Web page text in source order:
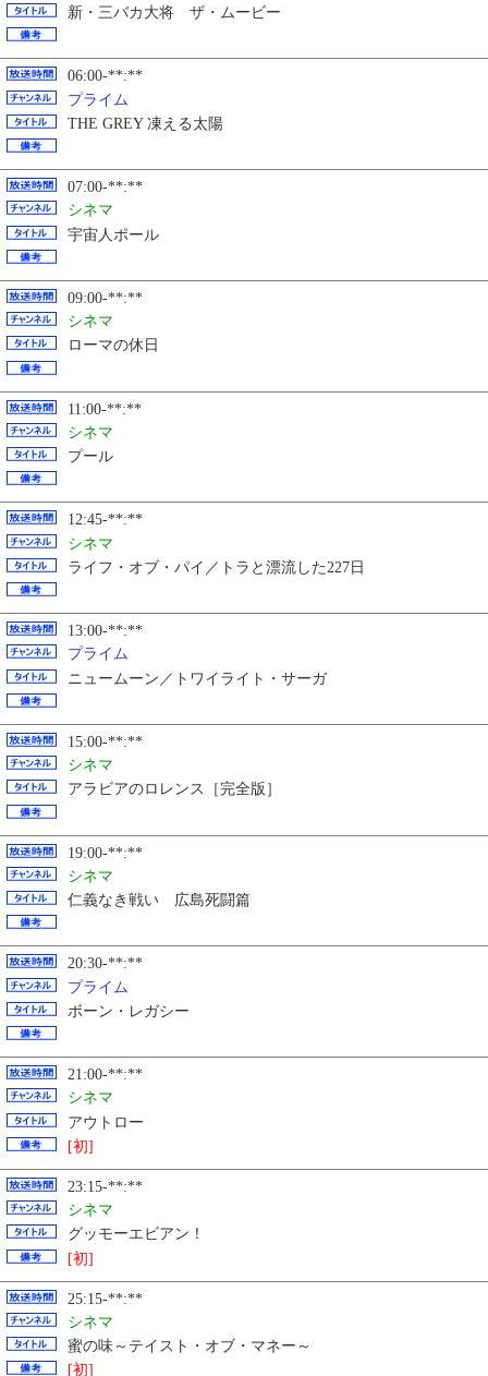
新・三バカ大将 ザ・ムービー
06:00-**:**
プライム
THE GREY 凍える太陽
07:00-**:**
シネマ
宇宙人ポール
09:00-**:**
シネマ
ローマの休日
11:00-**:**
シネマ
プール
12:45-**:**
シネマ
ライフ・オブ・パイ／トラと漂流した227日
13:00-**:**
プライム
ニュームーン／トワイライト・サーガ
15:00-**:**
シネマ
アラビアのロレンス［完全版］
19:00-**:**
シネマ
仁義なき戦い 広島死闘篇
20:30-**:**
プライム
ボーン・レガシー
21:00-**:**
シネマ
アウトロー
[初]
23:15-**:**
シネマ
グッモーエビアン！
[初]
25:15-**:**
シネマ
蜜の味～テイスト・オブ・マネー～
[初]